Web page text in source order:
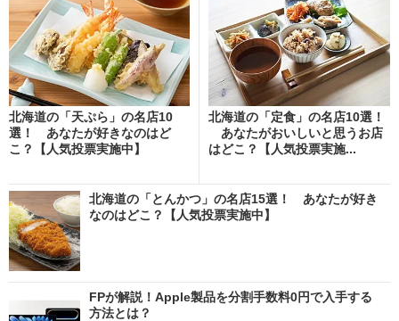
北海道の「天ぷら」の名店10
選！ あなたが好きなのはど
こ？【人気投票実施中】
北海道の「定食」の名店10選！
あなたがおいしいと思うお店
はどこ？【人気投票実施...
北海道の「とんかつ」の名店15選！ あなたが好き
なのはどこ？【人気投票実施中】
FPが解説！Apple製品を分割手数料0円で入手する
方法とは？